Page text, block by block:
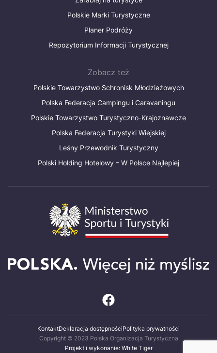
Polskie Marki Turystyczne
Planer Podróży
Repozytorium Informacji Turystycznej
Zobacz też
Polskie Towarzystwo Schronisk Młodzieżowych
Polska Federacja Campingu i Caravaningu
Polskie Towarzystwo Turystyczno-Krajoznawcze
Polska Federacja Turystyki Wiejskiej
Leśny Przewodnik Turystyczny
Polski Holding Hotelowy – W Polsce Najlepiej
KontaktDeklaracja dostępnościPolityka prywatności
Copyright © 2023 Polska Organizacja Turystyczna
Projekt i wykonanie: White Tiger